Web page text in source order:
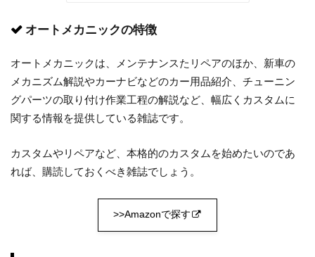
オートメカニックの特徴
オートメカニックは、メンテナンスたリペアのほか、新車の
メカニズム解説やカーナビなどのカー用品紹介、チューニン
グパーツの取り付け作業工程の解説など、幅広くカスタムに
関する情報を提供している雑誌です。
カスタムやリペアなど、本格的のカスタムを始めたいのであ
れば、購読しておくべき雑誌でしょう。
>>Amazonで探す